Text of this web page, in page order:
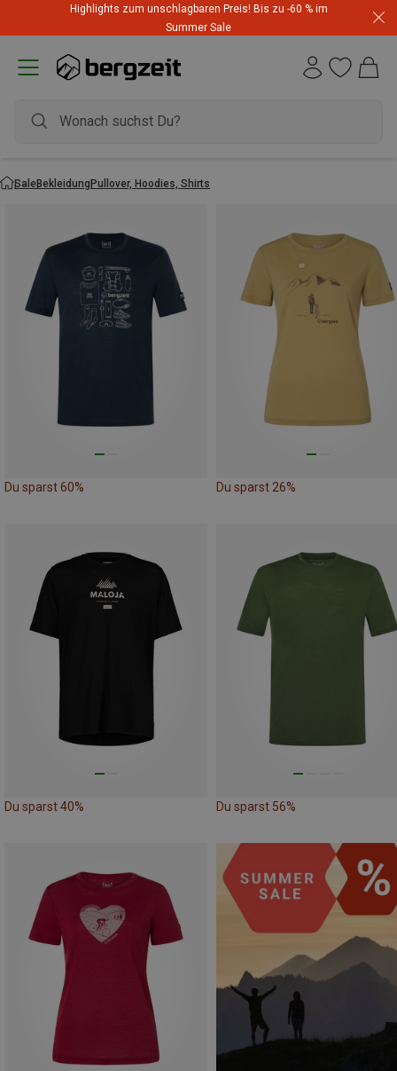
Highlights zum unschlagbaren Preis! Bis zu -60 % im
Summer Sale
SaleBekleidungPullover, Hoodies, Shirts
Du sparst 60% Du sparst 26%
Du sparst 40% Du sparst 56%